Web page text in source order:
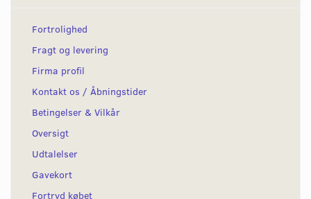
Fortrolighed
Fragt og levering
Firma profil
Kontakt os / Åbningstider
Betingelser & Vilkår
Oversigt
Udtalelser
Gavekort
Fortryd købet